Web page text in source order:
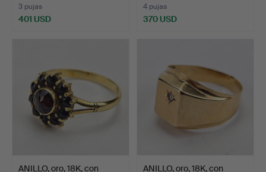
3 pujas
401 USD
4 pujas
370 USD
ANILLO, oro, 18K, con
ANILLO, oro, 18K, con